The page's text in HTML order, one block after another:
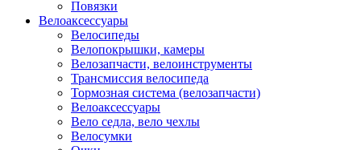
Повязки
Велоаксессуары
Велосипеды
Велопокрышки, камеры
Велозапчасти, велоинструменты
Трансмиссия велосипеда
Тормозная система (велозапчасти)
Велоаксессуары
Вело седла, вело чехлы
Велосумки